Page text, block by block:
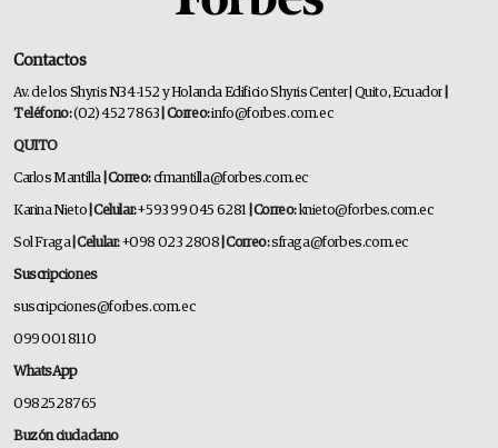
Contactos
Av. de los Shyris N34-152 y Holanda Edificio Shyris Center | Quito, Ecuador
Teléfono:(02) 452 7863 | Correo:info@forbes.com.ec
QUITO
Carlos Mantilla | Correo:cfmantilla@forbes.com.ec
Karina Nieto | Celular:+593 99 045 6281 | Correo: knieto@forbes.com.ec
Sol Fraga | Celular:+098 023 2808 | Correo:sfraga@forbes.com.ec
Suscripciones
suscripciones@forbes.com.ec
099 001 8110
WhatsApp
0982528765
Buzón ciudadano